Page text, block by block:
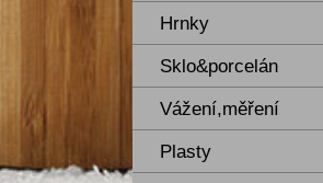
Hrnky
Sklo&porcelán
Vážení,měření
Plasty